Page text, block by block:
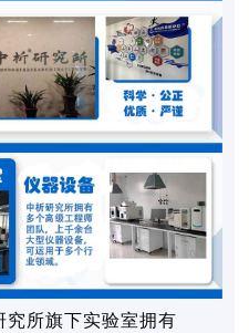
究所旗下实验室拥有